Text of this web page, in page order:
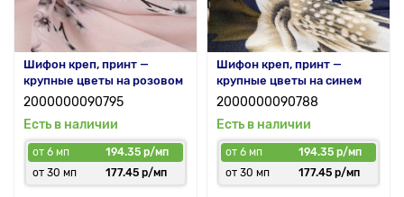
Шифон креп, принт —
крупные цветы на розовом
2000000090795
Есть в наличии
от 6 мп
194.35 р/мп
от 30 мп
177.45 р/мп
Шифон креп, принт —
крупные цветы на синем
2000000090788
Есть в наличии
от 6 мп
194.35 р/мп
от 30 мп
177.45 р/мп